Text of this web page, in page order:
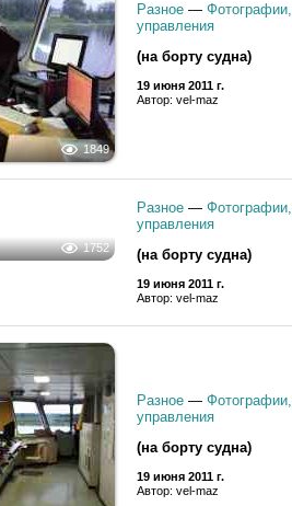
1849
Разное —
управления
(на борту судна)
19 июня 2011 г.
Автор: vel-maz
1752
Разное—
(на борту судна)
19 июня 2011 г.
Разное—